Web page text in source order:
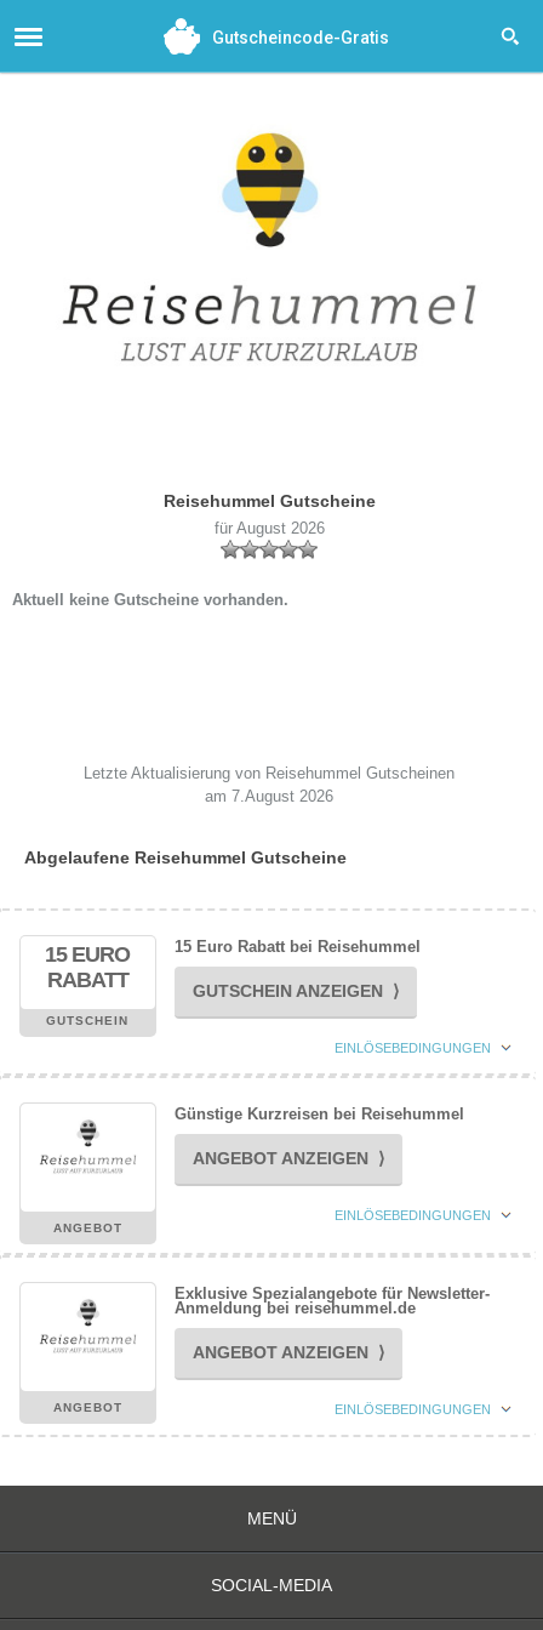
Gutscheincode-Gratis
Reisehummel Gutscheine
für August 2026
Aktuell keine Gutscheine vorhanden.
Letzte Aktualisierung von Reisehummel Gutscheinen
am 7.August 2026
Abgelaufene Reisehummel Gutscheine
15 EURO
RABATT
GUTSCHEIN
15 Euro Rabatt bei Reisehummel
GUTSCHEIN ANZEIGEN ⟩
EINLÖSEBEDINGUNGEN
ANGEBOT
Günstige Kurzreisen bei Reisehummel
ANGEBOT ANZEIGEN ⟩
EINLÖSEBEDINGUNGEN
ANGEBOT
Exklusive Spezialangebote für Newsletter-
Anmeldung bei reisehummel.de
ANGEBOT ANZEIGEN ⟩
EINLÖSEBEDINGUNGEN
MENÜ
SOCIAL-MEDIA